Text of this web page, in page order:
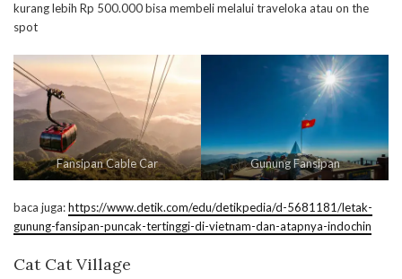
kurang lebih Rp 500.000 bisa membeli melalui traveloka atau on the
spot
Fansipan Cable Car Gunung Fansipan
baca juga:https://www.detik.com/edu/detikpedia/d-5681181/letak-
gunung-fansipan-puncak-tertinggi-di-vietnam-dan-atapnya-indochin
Cat Cat Village